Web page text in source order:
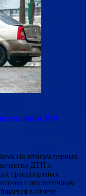
в РФ
По итогам первых
ДТП с
транспортных
с аналогичным
в отчете